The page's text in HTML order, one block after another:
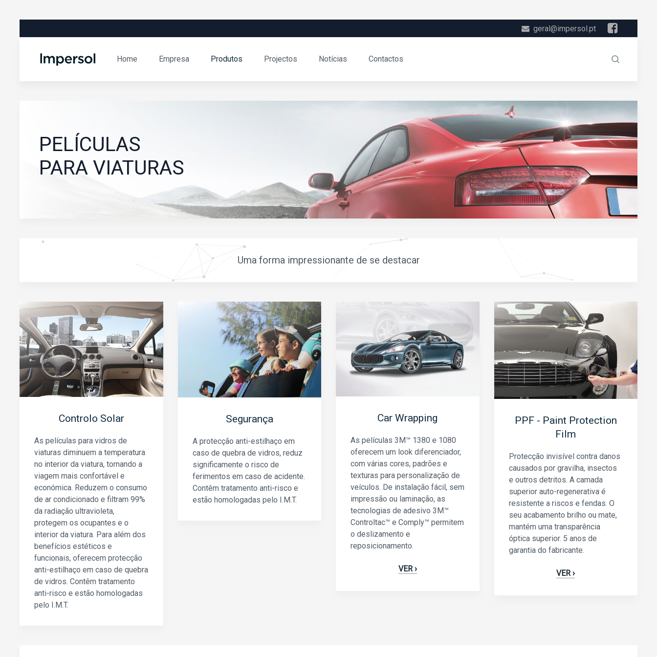
geral@impersol.pt
Home Empresa Produtos Projectos Notícias Contactos
PELÍCULAS
PARA VIATURAS
Uma forma impressionante de se destacar
Controlo Solar
As películas para vidros de
viaturas diminuem a temperatura
no interior da viatura, tornando a
viagem mais confortável e
económica. Reduzem o consumo
de ar condicionado e filtram 99%
da radiação ultravioleta,
protegem os ocupantes e o
interior da viatura. Para além dos
benefícios estéticos e
funcionais, oferecem protecção
anti-estilhaço em caso de quebra
de vidros. Contêm tratamento
anti-risco e estão homologadas
pelo I.M.T.
Segurança
A protecção anti-estilhaço em
caso de quebra de vidros, reduz
significamente o risco de
ferimentos em caso de acidente.
Contêm tratamento anti-risco e
estão homologadas pelo I.M.T.
Car Wrapping
As películas 3M™ 1380 e 1080
oferecem um look diferenciador,
com várias cores, padrões e
texturas para personalização de
veículos. De instalação fácil, sem
impressão ou laminação, as
tecnologias de adesivo 3M™
Controltac™ e Comply™ permitem
o deslizamento e
reposicionamento.
VER ›
PPF - Paint Protection
Film
Protecção invisível contra danos
causados por gravilha, insectos
e outros detritos. A camada
superior auto-regenerativa é
resistente a riscos e fendas. O
seu acabamento brilho ou mate,
mantém uma transparência
óptica superior. 5 anos de
garantia do fabricante.
VER ›